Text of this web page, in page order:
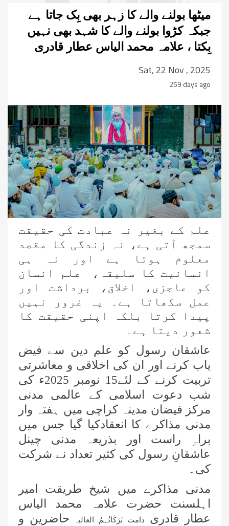
میٹھا بولنے والے کا زہر بھی بِک جاتا ہے
جبکہ کڑوا بولنے والے کا شہد بھی نہیں
بِکتا ، علامہ محمد الیاس عطار قادری
Sat, 22 Nov , 2025
259 days ago
علم کے بغیر نہ عبادت کی حقیقت
سمجھ آتی ہے، نہ زندگی کا مقصد
معلوم ہوتا ہے اور نہ ہی
انسانیت کا سلیقہ، علم انسان
کو عاجزی، اخلاق، برداشت اور
عمل سکھاتا ہے۔ یہ غرور نہیں
پیدا کرتا بلکہ اپنی حقیقت کا
شعور دیتا ہے۔
عاشقان رسول کو علم دین سے فیض
یاب کرنے اور ان کی اخلاقی و معاشرتی
تربیت کرنے کے لئے15 نومبر 2025ء کی
شب دعوت اسلامی کے عالمی مدنی
مرکز فیضان مدینہ کراچی میں ہفتہ وار
مدنی مذاکرے کا انعقادکیا گیا جس میں
براہِ راست اور بذریعہ مدنی چینل
عاشقانِ رسول کی کثیر تعداد نے شرکت
کی۔
مدنی مذاکرے میں شیخ طریقت امیر
اہلسنت حضرت علامہ محمد الیاس
عطار قادری
دامت بَرَکَاتُہمُ العالیہ حاضرین و